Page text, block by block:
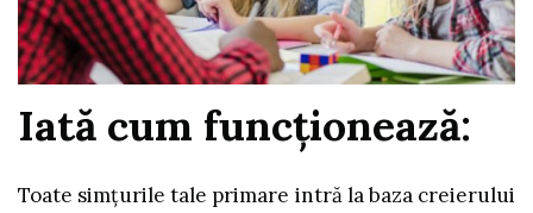
Iată cum funcționează:
Toate simțurile tale primare intră la baza creierului